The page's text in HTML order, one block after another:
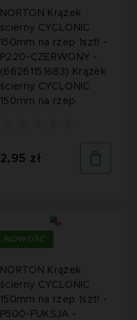
NORTON Krążek
ścierny CYCLONIC
150mm na rzep 1szt! -
P220-CZERWONY -
(66261151683) Krążek
ścierny CYCLONIC
150mm na rzep
2,95 zł
NOWOŚĆ
NORTON Krążek
ścierny CYCLONIC
150mm na rzep 1szt! -
P500-FUKSJA -